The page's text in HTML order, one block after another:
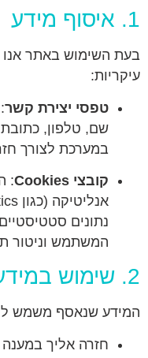
1. איסוף מידע
בעת השימוש באתר אנו
עיקריות:
טפסי יצירת קשר
שם, טלפון,
במערכת לצורך
קובצי Cookies
:
נתונים
המשתמש וניטור
2. שימוש במידע
המידע שנאסף משמש
חזרה אליך במענה